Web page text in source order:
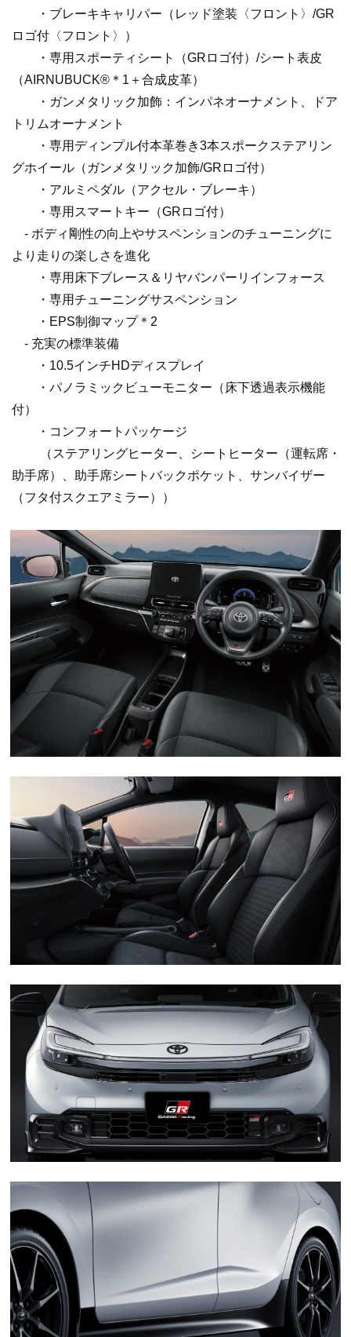
・ブレーキキャリパー（レッド塗装〈フロント〉/GR
ロゴ付〈フロント〉）
・専用スポーティシート（GRロゴ付）/シート表皮
（AIRNUBUCK®＊1＋合成皮革）
・ガンメタリック加飾：インパネオーナメント、ドア
トリムオーナメント
・専用ディンプル付本革巻き3本スポークステアリン
グホイール（ガンメタリック加飾/GRロゴ付）
・アルミペダル（アクセル・ブレーキ）
・専用スマートキー（GRロゴ付）
- ボディ剛性の向上やサスペンションのチューニングに
より走りの楽しさを進化
・専用床下ブレース＆リヤバンパーリインフォース
・専用チューニングサスペンション
・EPS制御マップ＊2
- 充実の標準装備
・10.5インチHDディスプレイ
・パノラミックビューモニター（床下透過表示機能
付）
・コンフォートパッケージ
（ステアリングヒーター、シートヒーター（運転席・
助手席）、助手席シートバックポケット、サンバイザー
（フタ付スクエアミラー））